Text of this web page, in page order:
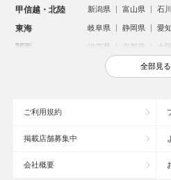
甲信越・北陸 新潟県 富山県 石
東海 岐阜県 静岡県 愛
関西 滋賀県 京都府 大
鳥取県 島根県 岡山
沖縄県
全部見る
ご利用規約
掲載店舗募集中
会社概要